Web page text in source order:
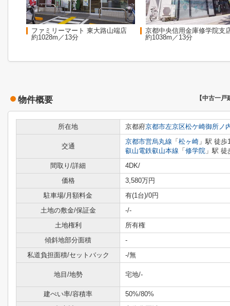
ファミリーマート 東大路山端店
約1028m／13分
京都中央信用金庫修学院支
約1038m／13分
物件概要 【中古一戸
所在地 京都府京都市左京区松ケ崎御所ノ
交通
京都市営烏丸線 「 松ヶ崎 」駅 徒歩
叡山電鉄叡山本線 「 修学院 」駅 徒
間取り/詳細
4DK/
価格
3,580万円
駐車場/月額料金
有(1台)/0円
土地の敷金/保証金
-/-
土地権利
所有権
傾斜地部分面積
-
私道負担面積/セットバック
-/無
地目/地勢 宅地/-
建ぺい率/容積率
50%/80%